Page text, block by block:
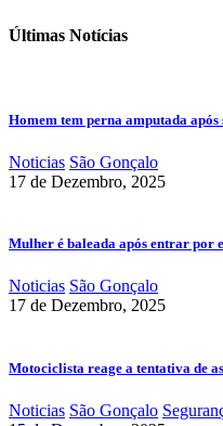
Últimas Notícias
Homem tem perna amputada após
Noticias São Gonçalo
17 de Dezembro, 2025
Mulher é baleada após entrar por
Noticias São Gonçalo
17 de Dezembro, 2025
Motociclista reage a tentativa de
Noticias São Gonçalo